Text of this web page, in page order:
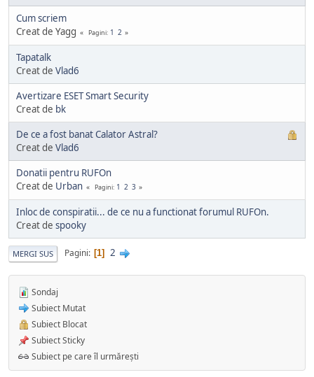
Cum scriem
Creat de Yagg
Pagini 1 2
Tapatalk
Creat de Vlad6
Avertizare ESET Smart Security
Creat de bk
De ce a fost banat Calator Astral?
Creat de Vlad6
Donatii pentru RUFOn
Creat de Urban Pagini 1 2 3
Inloc de conspiratii... de ce nu a functionat forumul RUFOn.
Creat de spooky
MERGI SUS Pagini 1 2
Sondaj
Subiect Mutat
Subiect Blocat
Subiect Sticky
Subiect pe care îl urmărești